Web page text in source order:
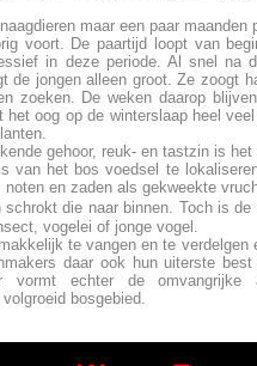
maar een paar
voort. De paartijd loopt van
in deze periode. Al snel na
de jongen alleen groot. Ze zoogt
zoeken. De weken daarop
het oog op de winterslaap heel
gehoor, reuk- en tastzin is
van het bos voedsel te
noten en zaden als gekweekte
schrokt die naar binnen. Toch is
vogelei of jonge vogel.
te vangen en te verdelgen
daar ook hun uiterste
echter de omvangrijke
bosgebied.